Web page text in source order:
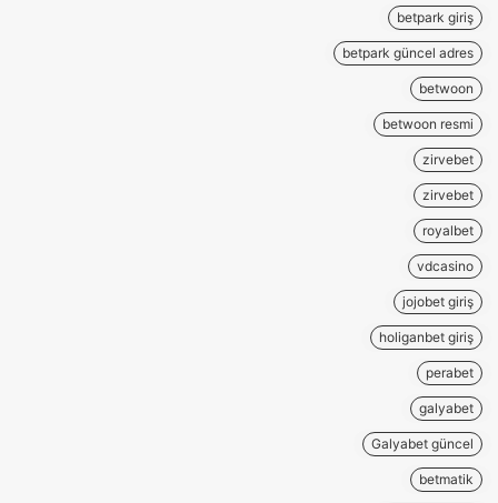
betpark giriş
betpark güncel adres
betwoon
betwoon resmi
zirvebet
zirvebet
royalbet
vdcasino
jojobet giriş
holiganbet giriş
perabet
galyabet
Galyabet güncel
betmatik